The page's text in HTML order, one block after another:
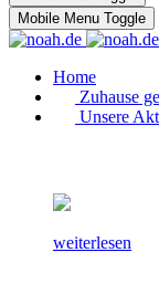
Mobile Menu Toggle
Home
Zuhause
Unsere
weiterlesen